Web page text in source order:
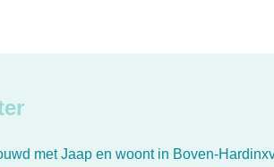
met Jaap en woont in Boven-